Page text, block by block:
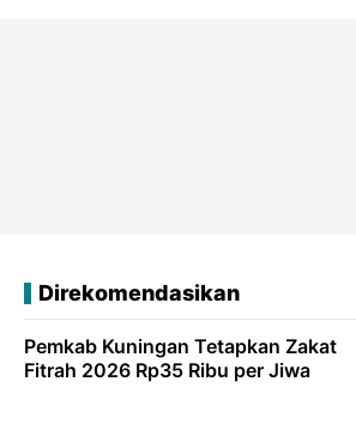
Direkomendasikan
Pemkab Kuningan Tetapkan Zakat
Fitrah 2026 Rp35 Ribu per Jiwa